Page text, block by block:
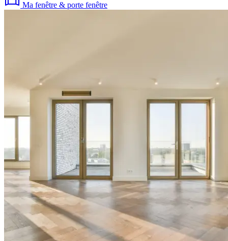
Ma fenêtre & porte fenêtre